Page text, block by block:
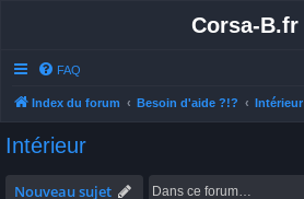
Corsa-B.fr
FAQ
Index du forum Besoin d'aide ?!? Intérieur
Intérieur
Nouveau sujet